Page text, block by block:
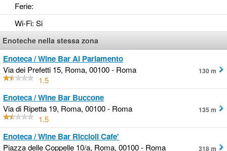
Ferie:
Wi-Fi: Si
Enoteche nella stessa zona
Enoteca / Wine Bar Al Parlamento
Via dei Prefetti 15, Roma, 00100 - Roma
1.5
130 m
Enoteca / Wine Bar Buccone
Via di Ripetta 19, Roma, 00100 - Roma
1.5
135 m
Enoteca / Wine Bar Riccioli Cafe'
Piazza delle Coppelle 10/a, Roma, 00100 - Roma 318 m